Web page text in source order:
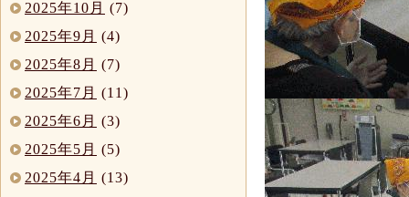
2025年10月 (7)
2025年9月 (4)
2025年8月 (7)
2025年7月 (11)
2025年6月 (3)
2025年5月 (5)
2025年4月 (13)